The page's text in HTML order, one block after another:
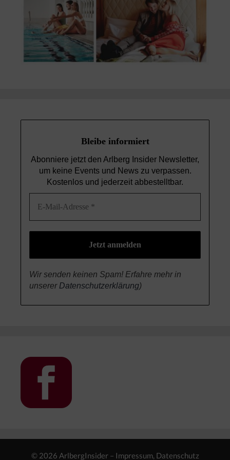
Bleibe informiert
Abonniere jetzt den Arlberg Insider Newsletter,
um keine Events und Newszu verpassen.
Kostenlos und jederzeit abbestelltbar.
Wir senden keinen Spam! Erfahre mehr in
unsererDatenschutzerklärung)
© 2026 ArlbergInsider – Impressum, Datenschutz